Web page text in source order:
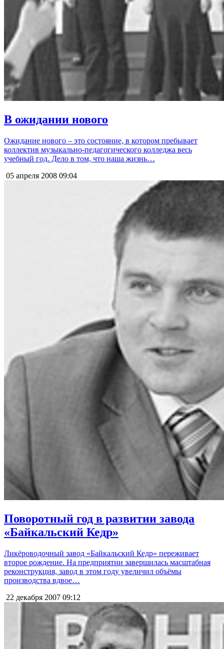
В ожидании нового
Ожидание нового – это состояние, в котором пребывает
коллектив музыкально-педагогического колледжа весь
учебный год. Дело в том, что наша жизнь…
05 апреля 2008 09:04
Поворотный год в развитии завода
«Байкальский Кедр»
Ликёроводочный завод «Байкальский Кедр» переживает
второе рождение. На предприятии завершилась масштабная
реконструкция, завод в этом году увеличил объёмы
производства вдвое…
22 декабря 2007 09:12